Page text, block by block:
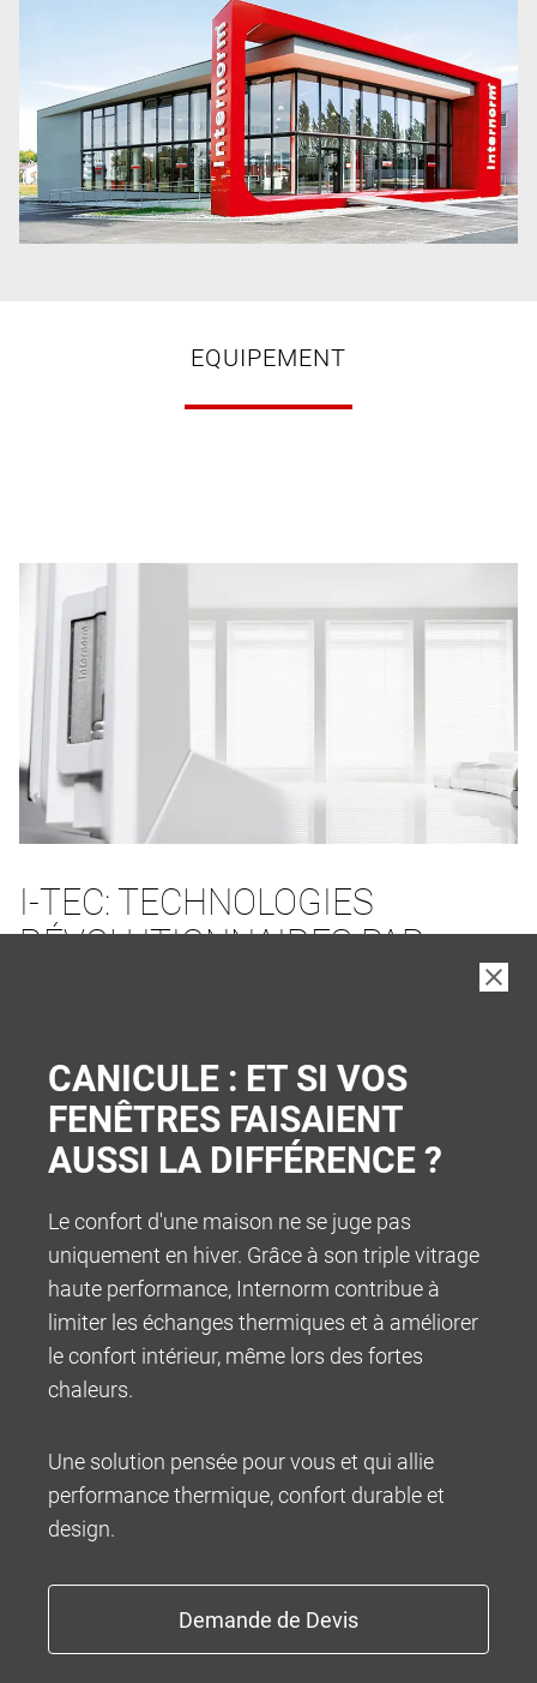
EQUIPEMENT
I-TEC: TECHNOLOGIES
RÉVOLUTIONNAIRES PAR
INFOCENTER
100% MADE IN AUSTRIA
CANICULE : ET SI VOS
FENÊTRES FAISAIENT
AUSSI LA DIFFÉRENCE ?
Le confort d'une maison ne se juge pas
uniquement en hiver. Grâce à son triple vitrage
haute performance, Internorm contribue à
limiter les échanges thermiques et à améliorer
le confort intérieur, même lors des fortes
chaleurs.
Une solution pensée pour vous et qui allie
performance thermique, confort durable et
design.